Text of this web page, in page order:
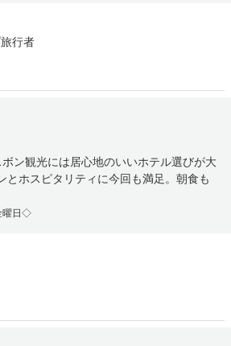
行者
ン観光には居心地のいいホテル選びが大
とホスピタリティに今回も満足。朝食も
曜日◇